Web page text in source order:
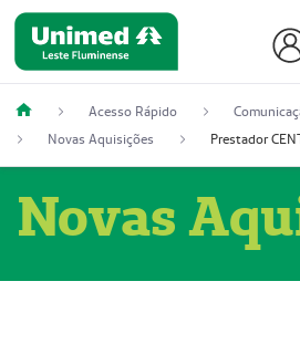
Acesso Rápido
Novas Aquisições
Novas